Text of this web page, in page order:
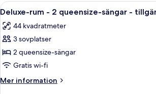
Öppna
alla
foton
för
Deluxe-
rum
-
2
Ett
4
Deluxe-rum - 2 queensize-sängar -
44 kvadratmeter
3 sovplatser
2 queensize-sängar
Gratis wi-fi
Mer information
Mer